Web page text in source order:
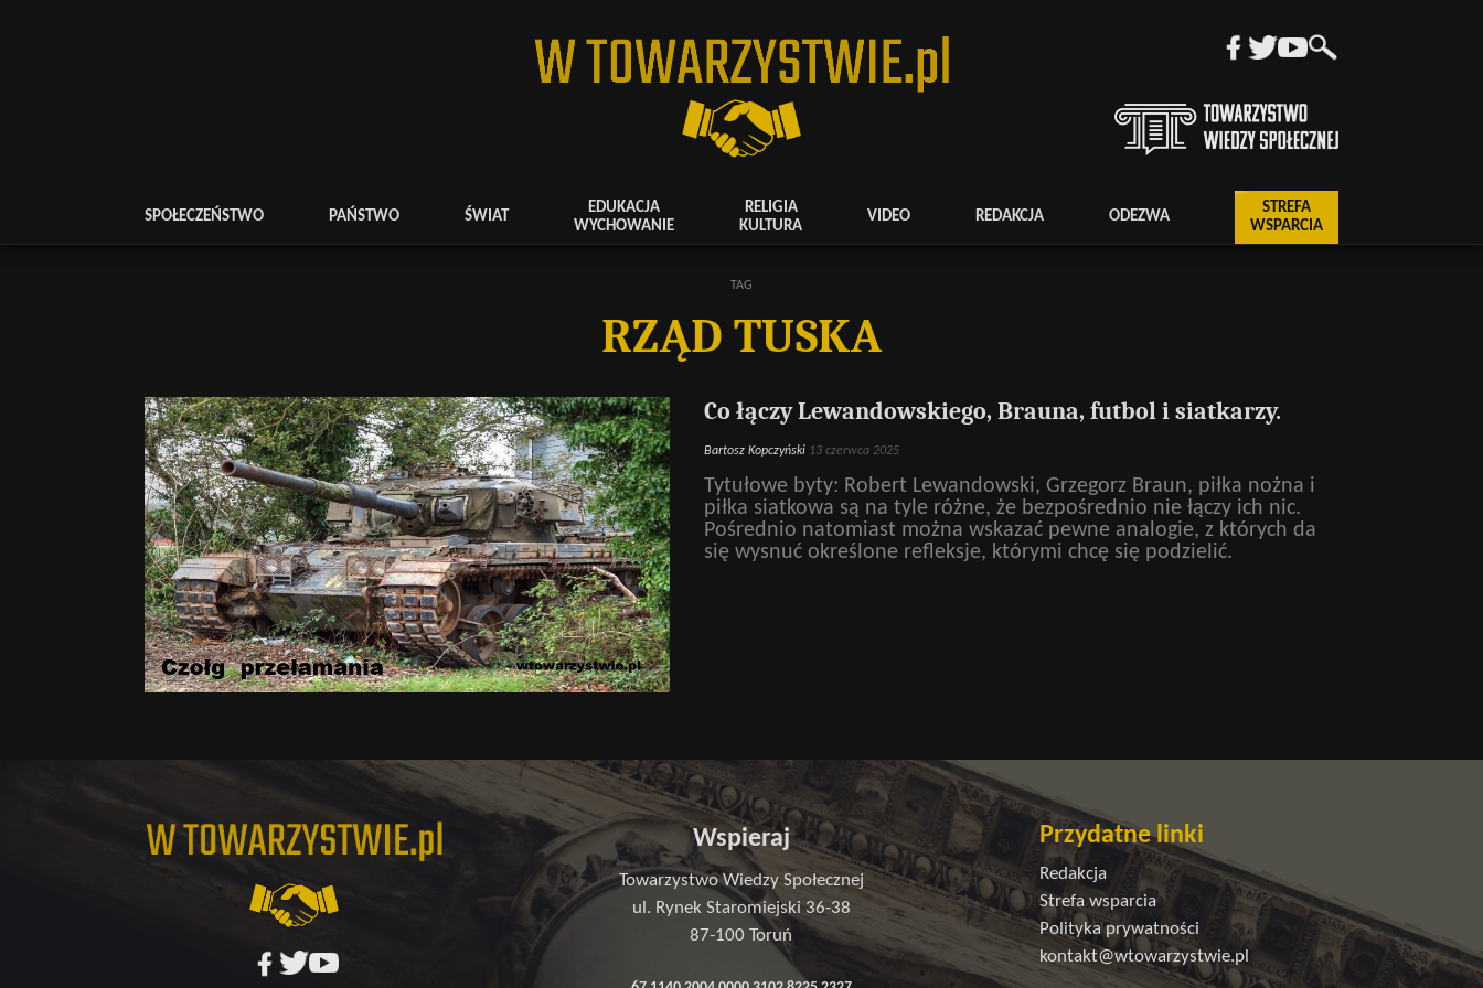
SPOŁECZEŃSTWO PAŃSTWO ŚWIAT
EDUKACJA
WYCHOWANIE
RELIGIA
KULTURA
VIDEO REDAKCJA ODEZWA
STREFA
WSPARCIA
TAG
RZĄD TUSKA
Co łączy Lewandowskiego, Brauna, futbol i siatkarzy.
Bartosz Kopczyński 13 czerwca 2025
Tytułowe byty: Robert Lewandowski, Grzegorz Braun, piłka nożna i
piłka siatkowa są na tyle różne, że bezpośrednio nie łączy ich nic.
Pośrednio natomiast można wskazać pewne analogie, z których da
się wysnuć określone refleksje, którymi chcę się podzielić.
Wspieraj
Towarzystwo Wiedzy Społecznej
ul. Rynek Staromiejski 36-38
87-100 Toruń
Przydatne linki
Redakcja
Strefa wsparcia
Polityka prywatności
kontakt@wtowarzystwie.pl